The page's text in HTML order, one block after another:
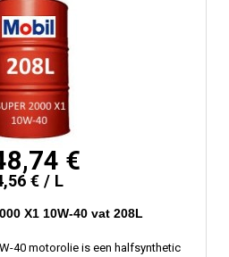
€
€ / L
X1 10W-40 vat 208L
40 motorolie is een halfsynthetic